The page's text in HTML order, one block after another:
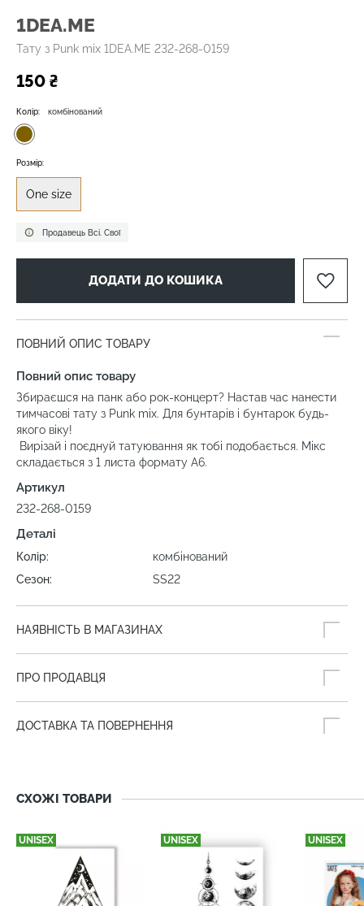
1DEA.ME
Тату з Punk mix 1DEA.ME 232-268-0159
150 ₴
Продавець Всі. Свої
Колір: комбінований
Розмір:
One size
ДОДАТИ ДО КОШИКА
ПОВНИЙ ОПИС ТОВАРУ
Повний опис товару
Збираєшся на панк або рок-концерт? Настав час нанести
тимчасові тату з Punk mix. Для бунтарів і бунтарок будь-
якого віку!
Вирізай і поєднуй татуювання як тобі подобається. Мікс
складається з 1 листа формату А6.
Артикул
232-268-0159
Деталі
Колір:
комбінований
Сезон:
SS22
НАЯВНІСТЬ В МАГАЗИНАХ
ПРО ПРОДАВЦЯ
ДОСТАВКА ТА ПОВЕРНЕННЯ
СХОЖІ ТОВАРИ
UNISEX UNISEX UNISEX